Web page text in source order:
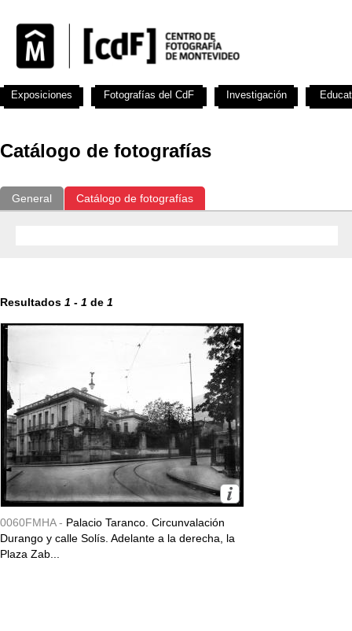
Catálogo de fotografías
General Catálogo de fotografías
Resultados 1 - 1 de 1
0060FMHA - Palacio Taranco. Circunvalación
Durango y calle Solís. Adelante a la derecha, la
Plaza Zab...
Exposiciones Fotografías del CdF Investigación